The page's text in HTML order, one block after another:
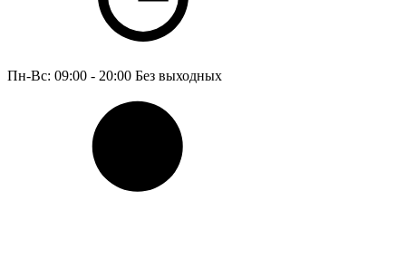
Пн-Вс: 09:00 - 20:00 Без выходных